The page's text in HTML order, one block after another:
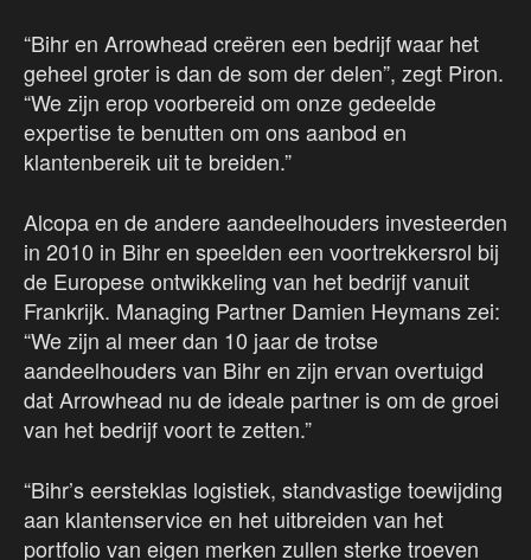
“Bihr en Arrowhead creëren een bedrijf waar het
geheel groter is dan de som der delen”, zegt Piron.
“We zijn erop voorbereid om onze gedeelde
expertise te benutten om ons aanbod en
klantenbereik uit te breiden.”
Alcopa en de andere aandeelhouders investeerden
in 2010 in Bihr en speelden een voortrekkersrol bij
de Europese ontwikkeling van het bedrijf vanuit
Frankrijk. Managing Partner Damien Heymans zei:
“We zijn al meer dan 10 jaar de trotse
aandeelhouders van Bihr en zijn ervan overtuigd
dat Arrowhead nu de ideale partner is om de groei
van het bedrijf voort te zetten.”
“Bihr’s eersteklas logistiek, standvastige toewijding
aan klantenservice en het uitbreiden van het
portfolio van eigen merken zullen sterke troeven